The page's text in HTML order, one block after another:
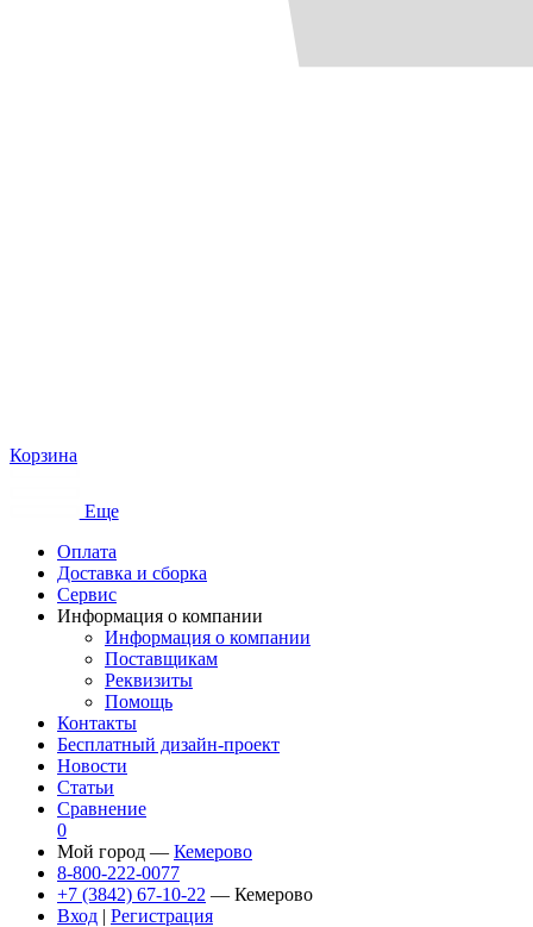
Корзина
Еще
Оплата
Доставка и сборка
Сервис
Информация о компании
Информация о компании
Поставщикам
Реквизиты
Помощь
Контакты
Бесплатный дизайн-проект
Новости
Статьи
Сравнение
0
Мой город — Кемерово
8-800-222-0077
+7 (3842) 67-10-22 — Кемерово
Вход | Регистрация